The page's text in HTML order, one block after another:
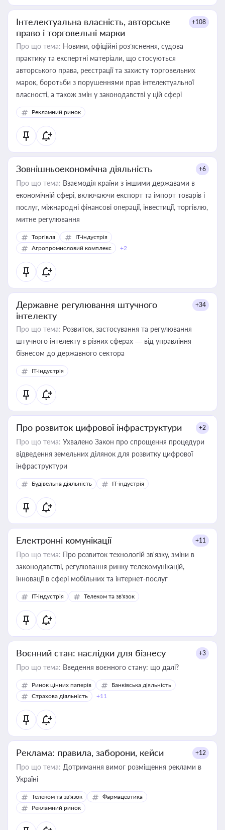
Інтелектуальна власність, авторське
право і торговельні марки
+108
Про що тема: Новини, офіційні роз’яснення, судова
практику та експертні матеріали, що стосуються
авторського права, реєстрації та захисту торговельних
марок, боротьби з порушеннями прав інтелектуальної
власності, а також змін у законодавстві у цій сфері
Рекламний ринок
Зовнішньоекономічна діяльність +6
Про що тема: Взаємодія країни з іншими державами в
економічній сфері, включаючи експорт та імпорт товарів і
послуг, міжнародні фінансові операції, інвестиції, торгівлю,
митне регулювання
Торгівля
IT-індустрія
Агропромисловий комплекс
+2
Державне регулювання штучного
інтелекту
+34
Про що тема: Розвиток, застосування та регулювання
штучного інтелекту в різних сферах — від управління
бізнесом до державного сектора
IT-індустрія
Про розвиток цифрової інфраструктури +2
Про що тема: Ухвалено Закон про спрощення процедури
відведення земельних ділянок для розвитку цифрової
інфраструктури
Будівельна діяльність IT-індустрія
Електронні комунікації +11
Про що тема: Про розвиток технологій зв'язку, зміни в
законодавстві, регулювання ринку телекомунікацій,
інновації в сфері мобільних та інтернет-послуг
IT-індустрія Телеком та зв'язок
Воєнний стан: наслідки для бізнесу +3
Про що тема: Введення воєнного стану: що далі?
Ринок цінних паперів
Банківська діяльність
Страхова діяльність
+11
Реклама: правила, заборони, кейси +12
Про що тема: Дотримання вимог розміщення реклами в
Україні
Телеком та зв'язок
Фармацевтика
Рекламний ринок